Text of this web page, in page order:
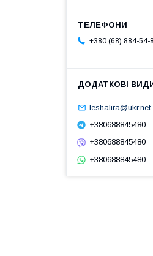
+380 (68) 884-54-
leshalira@ukr.net
+380688845480
+380688845480
+380688845480